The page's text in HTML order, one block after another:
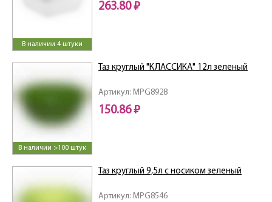
В наличии 4 штуки
263.80 ₽
В наличии >100 штук
Артикул: MPG8928
Таз круглый "КЛАССИКА" 12л зеленый
150.86 ₽
Артикул: MPG8546
Таз круглый 9,5л с носиком зеленый